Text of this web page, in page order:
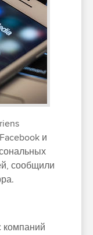
и
сообщили
компаний